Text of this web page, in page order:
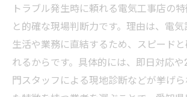
トラブル発生時に頼れる電気工事店の
と的確な現場判断力です。理由は、電
生活や業務に直結するため、スピード
れるからです。具体的には、即日対応
門スタッフによる現地診断などが挙げ